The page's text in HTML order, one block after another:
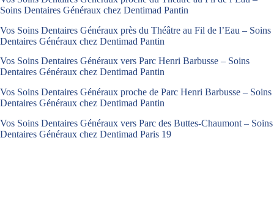
Soins Dentaires Généraux chez Dentimad Pantin
Vos Soins Dentaires Généraux près du Théâtre au Fil de l’Eau – Soins
Dentaires Généraux chez Dentimad Pantin
Vos Soins Dentaires Généraux vers Parc Henri Barbusse – Soins
Dentaires Généraux chez Dentimad Pantin
Vos Soins Dentaires Généraux proche de Parc Henri Barbusse – Soins
Dentaires Généraux chez Dentimad Pantin
Vos Soins Dentaires Généraux vers Parc des Buttes-Chaumont – Soins
Dentaires Généraux chez Dentimad Paris 19